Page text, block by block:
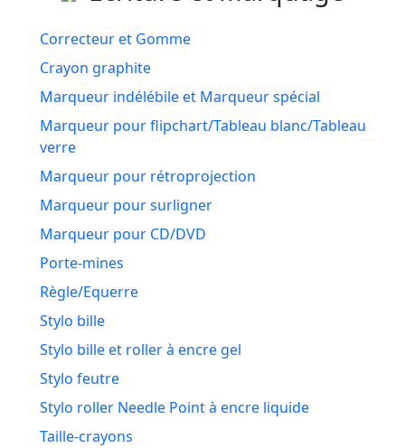
Correcteur et Gomme
Crayon graphite
Marqueur indélébile et Marqueur spécial
Marqueur pour flipchart/Tableau blanc/Tableau
verre
Marqueur pour rétroprojection
Marqueur pour surligner
Marqueur pour CD/DVD
Porte-mines
Règle/Equerre
Stylo bille
Stylo bille et roller à encre gel
Stylo feutre
Stylo roller Needle Point à encre liquide
Taille-crayons